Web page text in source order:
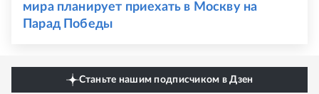
мира планирует приехать в Москву на
Парад Победы
Станьте нашим подписчиком в Дзен